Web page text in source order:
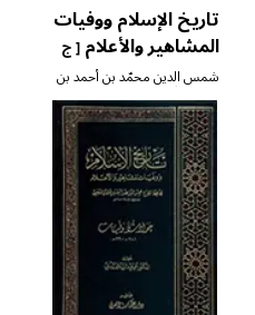
تاريخ الإسلام ووفيات
المشاهير والأعلام[ ج
١٩ ]
شمس الدين محمّد بن أحمد بن
عثمان الذّهبي